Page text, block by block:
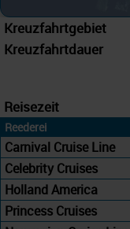
Kreuzfahrtgebiet
Kreuzfahrtdauer
Reisezeit
Reederei
Carnival Cruise Line
Celebrity Cruises
Holland America
Princess Cruises